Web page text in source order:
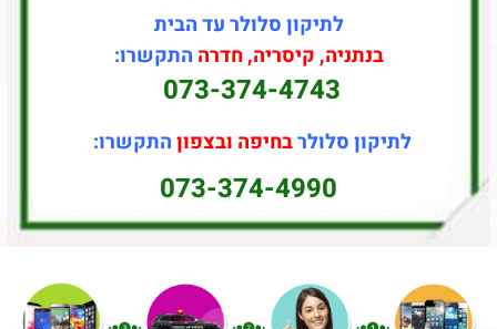
לתיקון סלולר עד הבית
בנתניה, קיסריה, חדרה התקשרו:
073-374-4743
לתיקון סלולרבחיפה ובצפוןהתקשרו:
073-374-4990